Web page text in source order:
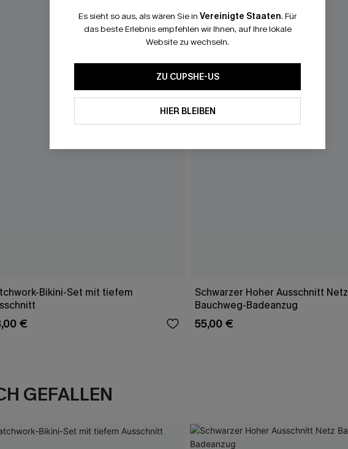
Bikini-Set mit tiefem
€
Schwarzer Hoher Ausschnitt Netz
Bauchweg-Badeanzug
55,00 €
GEFALLEN
Es sieht so aus, als wären Sie in Vereinigte Staaten. Für
das beste Erlebnis empfehlen wir Ihnen, auf Ihre lokale
Website zu wechseln.
ZU CUPSHE-US
HIER BLEIBEN